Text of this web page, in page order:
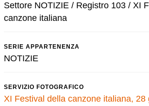
Settore NOTIZIE / Registro 103 / XI
canzone italiana
SERIE APPARTENENZA
NOTIZIE
SERVIZIO FOTOGRAFICO
XI Festival della canzone italiana, 28